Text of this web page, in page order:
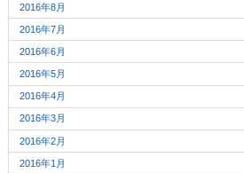
2016年8月
2016年7月
2016年6月
2016年5月
2016年4月
2016年3月
2016年2月
2016年1月